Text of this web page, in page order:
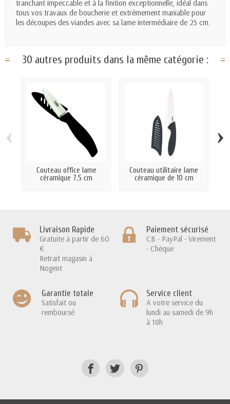
tranchant impeccable et à la finition exceptionnelle, idéal dans
tous vos travaux de boucherie et extrêmement maniable pour
les découpes des viandes avec sa lame intermédiaire de 25 cm.
30 autres produits dans la même catégorie :
Couteau office lame
céramique 7.5 cm
Couteau utilitaire lame
céramique de 10 cm
‹ ›
Livraison Rapide
Gratuite à partir de 60
€
Retrait magasin à
Nogent
Paiement sécurisé
CB - PayPal - Virement
- Chèque
Garantie totale
Satisfait ou
remboursé
Service client
A votre service du
lundi au samedi de 9h
à 18h